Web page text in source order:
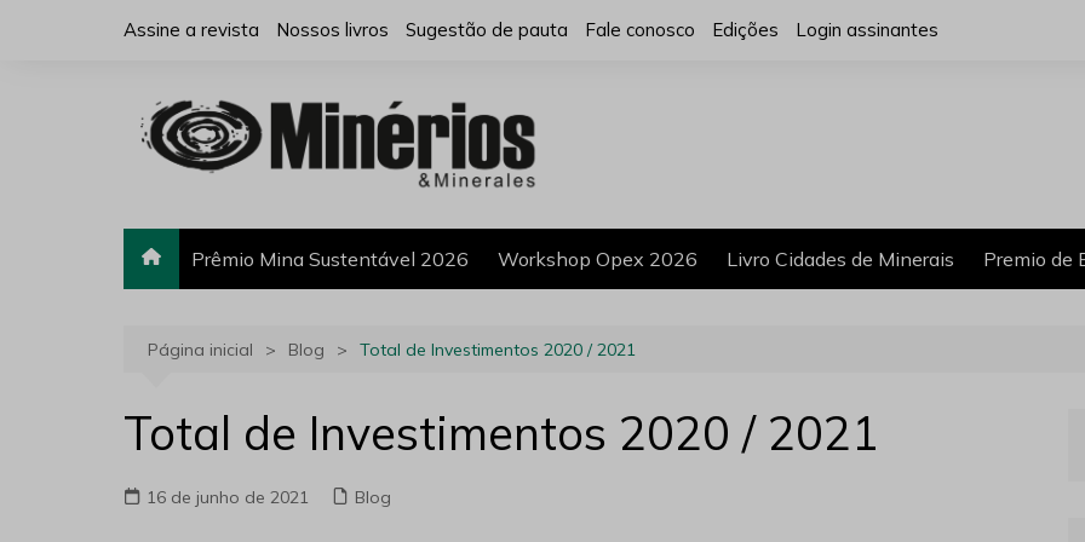
Assine a revista Nossos livros Sugestão de pauta Fale conosco Edições Login assinantes
Prêmio Mina Sustentável 2026 Workshop Opex 2026 Livro Cidades de Minerais Premio de
Página inicial Blog Total de Investimentos 2020 / 2021
Total de Investimentos 2020 / 2021
16 de junho de 2021 Blog